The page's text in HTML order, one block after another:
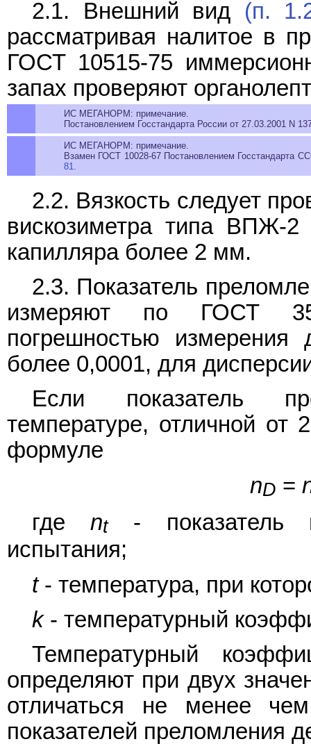
2.1. Внешний вид (п.
рассматривая налитое в
ГОСТ 10515-75
запах проверяют
ИС МЕГАНОРМ: примечание.
Постановлением Госстандарта России от 27.03.2001 N
ИС МЕГАНОРМ: примечание.
Взамен ГОСТ 10028-67 Постановлением Госстандарта
81.
2.2. Вязкость следует
вискозиметра типа ВПЖ-
капилляра более 2 мм.
2.3. Показатель
измеряют по ГОСТ
погрешностью измерения
более 0,0001, для
Если показатель
температуре, отличной от
формуле
nD =
гдеnt- показатель
испытания;
t- температура, при
k- температурный
Температурный
определяют при двух
отличаться не менее
показателей преломления